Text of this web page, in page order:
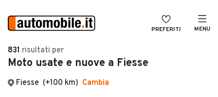
PREFERITI MENU
Auto
Auto usate
VENDI
MAGAZINE
831 risultati per
Moto usate e nuove a Fiesse
Fiesse (+100 km) Cambia